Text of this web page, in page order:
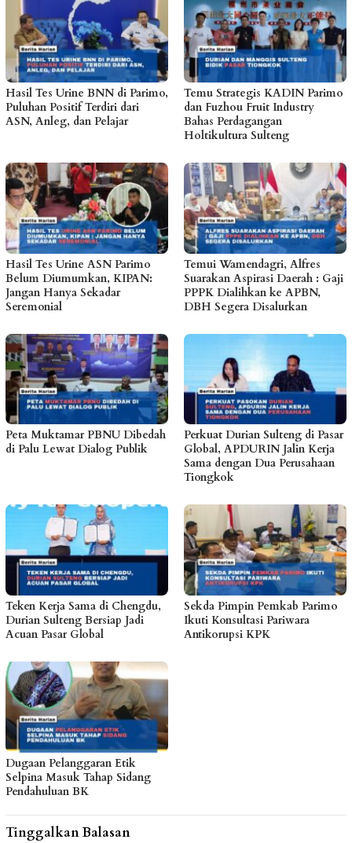
Hasil Tes Urine BNN di Parimo,
Puluhan Positif Terdiri dari
ASN, Anleg, dan Pelajar
Temu Strategis KADIN Parimo
dan Fuzhou Fruit Industry
Bahas Perdagangan
Holtikultura Sulteng
Hasil Tes Urine ASN Parimo
Belum Diumumkan, KIPAN:
Jangan Hanya Sekadar
Seremonial
Temui Wamendagri, Alfres
Suarakan Aspirasi Daerah : Gaji
PPPK Dialihkan ke APBN,
DBH Segera Disalurkan
Peta Muktamar PBNU Dibedah
di Palu Lewat Dialog Publik
Perkuat Durian Sulteng di Pasar
Global, APDURIN Jalin Kerja
Sama dengan Dua Perusahaan
Tiongkok
Teken Kerja Sama di Chengdu,
Durian Sulteng Bersiap Jadi
Acuan Pasar Global
Sekda Pimpin Pemkab Parimo
Ikuti Konsultasi Pariwara
Antikorupsi KPK
Dugaan Pelanggaran Etik
Selpina Masuk Tahap Sidang
Pendahuluan BK
Tinggalkan Balasan